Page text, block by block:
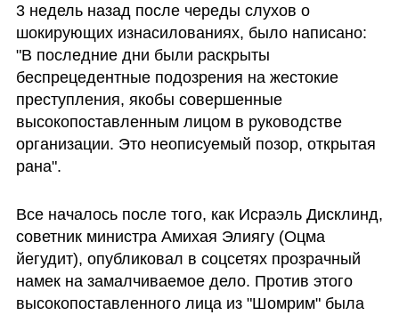
3 недель назад после череды слухов о
шокирующих изнасилованиях, было написано:
"В последние дни были раскрыты
беспрецедентные подозрения на жестокие
преступления, якобы совершенные
высокопоставленным лицом в руководстве
организации. Это неописуемый позор, открытая
рана".
Все началось после того, как Исраэль Дисклинд,
советник министра Амихая Элиягу (Оцма
йегудит), опубликовал в соцсетях прозрачный
намек на замалчиваемое дело. Против этого
высокопоставленного лица из "Шомрим" была